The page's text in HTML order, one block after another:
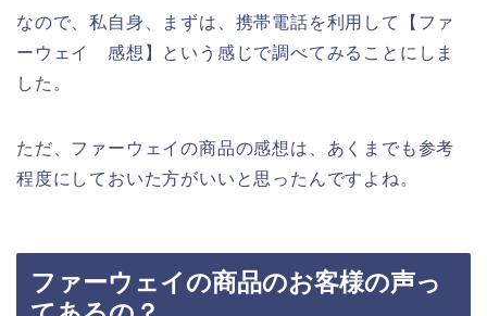
なので、私自身、まずは、携帯電話を利用して【ファ
ーウェイ 感想】という感じで調べてみることにしま
した。
ただ、ファーウェイの商品の感想は、あくまでも参考
程度にしておいた方がいいと思ったんですよね。
ファーウェイの商品のお客様の声っ